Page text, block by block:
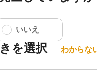
いいえ
を選択 わからな